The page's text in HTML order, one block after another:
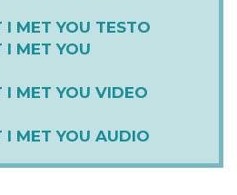
I MET YOU TESTO
I MET YOU
I MET YOU VIDEO
I MET YOU AUDIO